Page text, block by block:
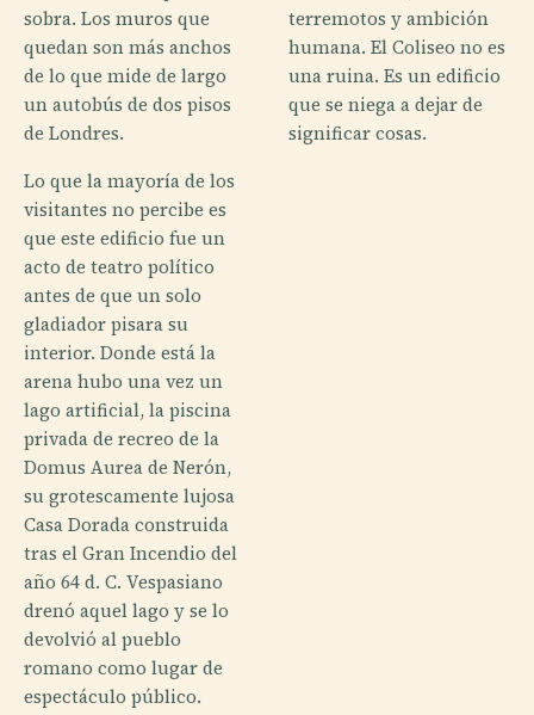
sobra. Los muros que
quedan son más anchos
de lo que mide de largo
un autobús de dos pisos
de Londres.
Lo que la mayoría de los
visitantes no percibe es
que este edificio fue un
acto de teatro político
antes de que un solo
gladiador pisara su
interior. Donde está la
arena hubo una vez un
lago artificial, la piscina
privada de recreo de la
Domus Aurea de Nerón,
su grotescamente lujosa
Casa Dorada construida
tras el Gran Incendio del
año 64 d. C. Vespasiano
drenó aquel lago y se lo
devolvió al pueblo
romano como lugar de
espectáculo público.
terremotos y ambición
humana. El Coliseo no es
una ruina. Es un edificio
que se niega a dejar de
significar cosas.